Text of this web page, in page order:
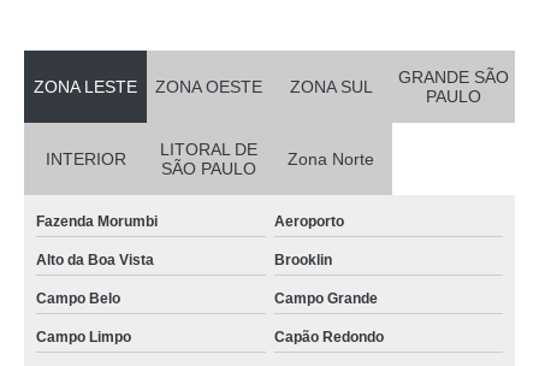
ZONA LESTE ZONA OESTE ZONA SUL
GRANDE SÃO
PAULO
INTERIOR
LITORAL DE
SÃO PAULO
Zona Norte
Fazenda Morumbi Aeroporto
Alto da Boa Vista Brooklin
Campo Belo Campo Grande
Campo Limpo Capão Redondo